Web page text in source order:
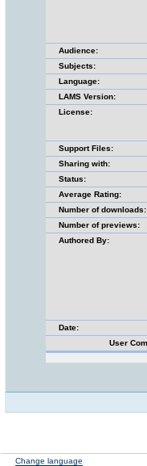
Audience:
Subjects:
Language:
LAMS Version:
License:
Support Files:
Sharing with:
Status:
Average Rating:
Number of downloads:
Number of previews:
Authored By:
Date:
User
Change language